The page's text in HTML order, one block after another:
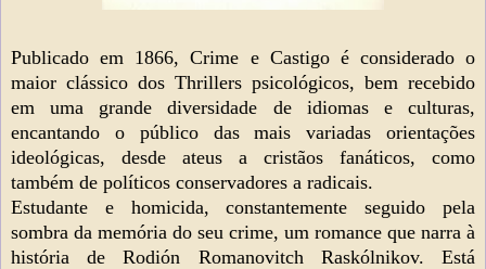
Publicado em 1866, Crime e Castigo é considerado o
maior clássico dos Thrillers psicológicos, bem recebido
em uma grande diversidade de idiomas e culturas,
encantando o público das mais variadas orientações
ideológicas, desde ateus a cristãos fanáticos, como
também de políticos conservadores a radicais.
Estudante e homicida, constantemente seguido pela
sombra da memória do seu crime, um romance que narra à
história de Rodión Romanovitch Raskólnikov. Está